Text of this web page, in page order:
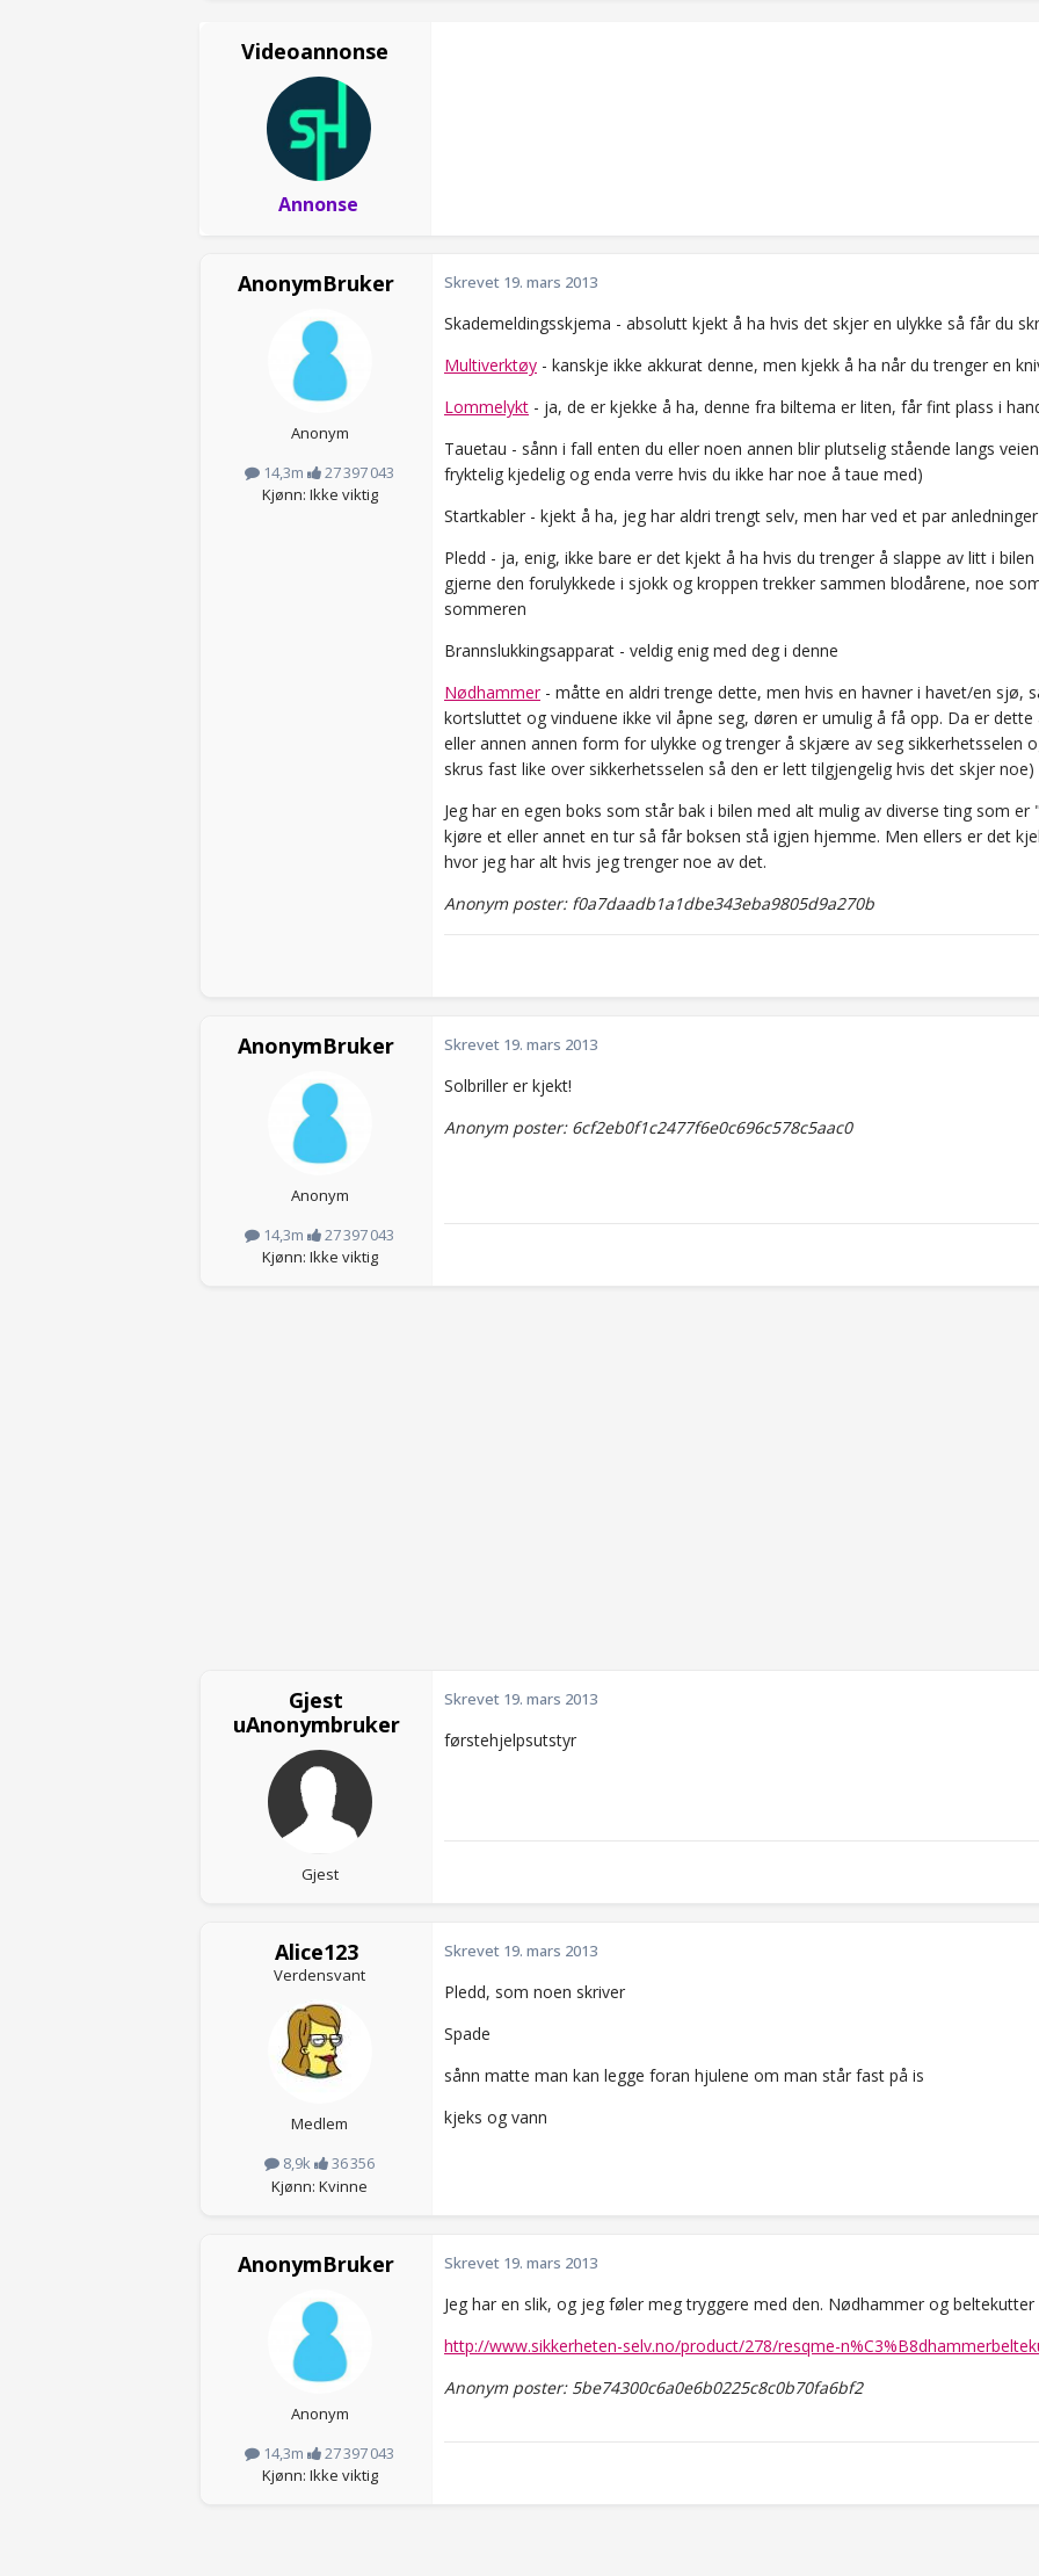
Videoannonse
Annonse
AnonymBruker
Anonym
14,3m
27 397 043
Kjønn: Ikke viktig
Skrevet 19. mars 2013
Skademeldingsskjema - absolutt kjekt å ha hvis det skjer en ulykke så får du
Multiverktøy - kanskje ikke akkurat denne, men kjekk å ha når du trenger en
Lommelykt - ja, de er kjekke å ha, denne fra biltema er liten, får fint plass i
Tauetau - sånn i fall enten du eller noen annen blir plutselig stående langs
fryktelig kjedelig og enda verre hvis du ikke har noe å taue med)
Startkabler - kjekt å ha, jeg har aldri trengt selv, men har ved et par
Pledd - ja, enig, ikke bare er det kjekt å ha hvis du trenger å slappe av litt i
gjerne den forulykkede i sjokk og kroppen trekker sammen blodårene, noe
sommeren
Brannslukkingsapparat - veldig enig med deg i denne
Nødhammer- måtte en aldri trenge dette, men hvis en havner i havet/en sjø,
kortsluttet og vinduene ikke vil åpne seg, døren er umulig å få opp. Da er
eller annen annen form for ulykke og trenger å skjære av seg sikkerhetsselen
skrus fast like over sikkerhetsselen så den er lett tilgjengelig hvis det skjer noe)
Jeg har en egen boks som står bak i bilen med alt mulig av diverse ting som
kjøre et eller annet en tur så får boksen stå igjen hjemme. Men ellers er det
hvor jeg har alt hvis jeg trenger noe av det.
Anonym poster: f0a7daadb1a1dbe343eba9805d9a270b
AnonymBruker
Anonym
14,3m
27 397 043
Kjønn: Ikke viktig
Skrevet 19. mars 2013
Solbriller er kjekt!
Anonym poster: 6cf2eb0f1c2477f6e0c696c578c5aac0
Gjest
uAnonymbruker
Gjest
Skrevet 19. mars 2013
førstehjelpsutstyr
Alice123
Verdensvant
Medlem
8,9k
36 356
Kjønn: Kvinne
Skrevet 19. mars 2013
Pledd, som noen skriver
Spade
sånn matte man kan legge foran hjulene om man står fast på is
kjeks og vann
AnonymBruker
Anonym
14,3m
27 397 043
Kjønn: Ikke viktig
Skrevet 19. mars 2013
Jeg har en slik, og jeg føler meg tryggere med den. Nødhammer og
http://www.sikkerheten-selv.no/product/278/resqme-
Anonym poster: 5be74300c6a0e6b0225c8c0b70fa6bf2